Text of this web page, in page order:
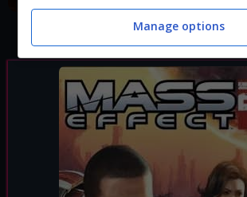
Manage options